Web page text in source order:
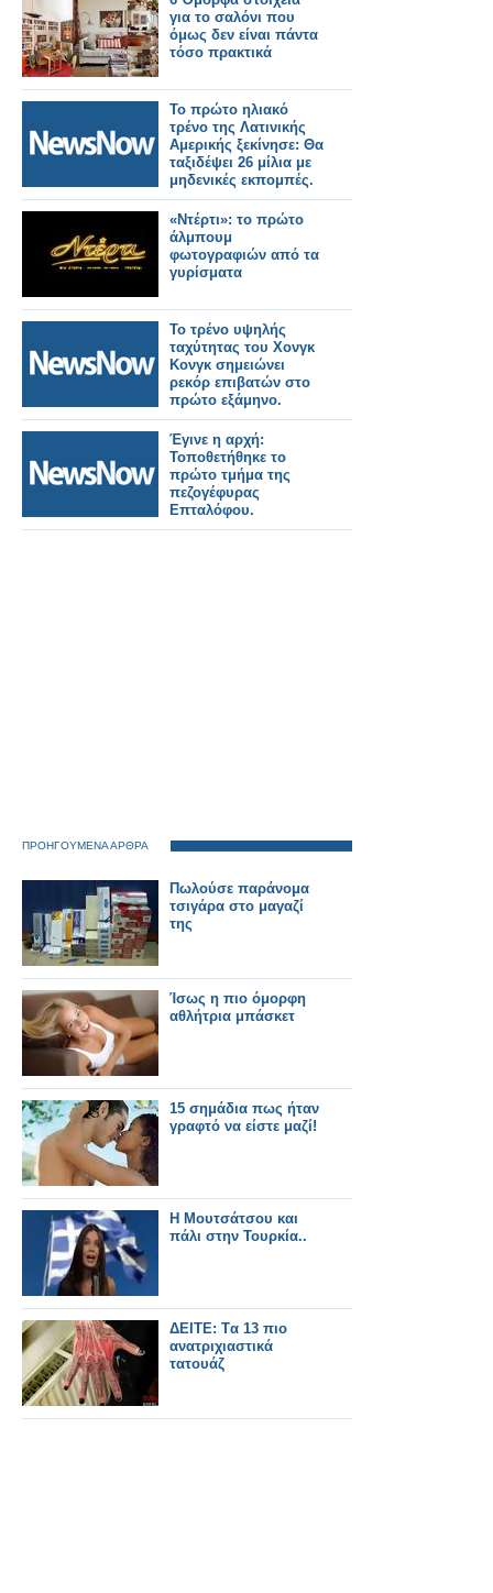
για το σαλόνι που
όμως δεν είναι πάντα
τόσο πρακτικά
Το πρώτο ηλιακό
τρένο της Λατινικής
Αμερικής ξεκίνησε: Θα
ταξιδέψει 26 μίλια με
μηδενικές εκπομπές.
«Ντέρτι»: το πρώτο
άλμπουμ
φωτογραφιών από τα
γυρίσματα
Το τρένο υψηλής
ταχύτητας του Χονγκ
Κονγκ σημειώνει
ρεκόρ επιβατών στο
πρώτο εξάμηνο.
Έγινε η αρχή:
Τοποθετήθηκε το
πρώτο τμήμα της
πεζογέφυρας
Επταλόφου.
ΠΡΟΗΓΟΥΜΕΝΑ ΑΡΘΡΑ
Πωλούσε παράνομα
τσιγάρα στο μαγαζί
της
Ίσως η πιο όμορφη
αθλήτρια μπάσκετ
15 σημάδια πως ήταν
γραφτό να είστε μαζί!
Η Μουτσάτσου και
πάλι στην Τουρκία..
ΔΕΙΤΕ: Tα 13 πιο
ανατριχιαστικά
τατουάζ